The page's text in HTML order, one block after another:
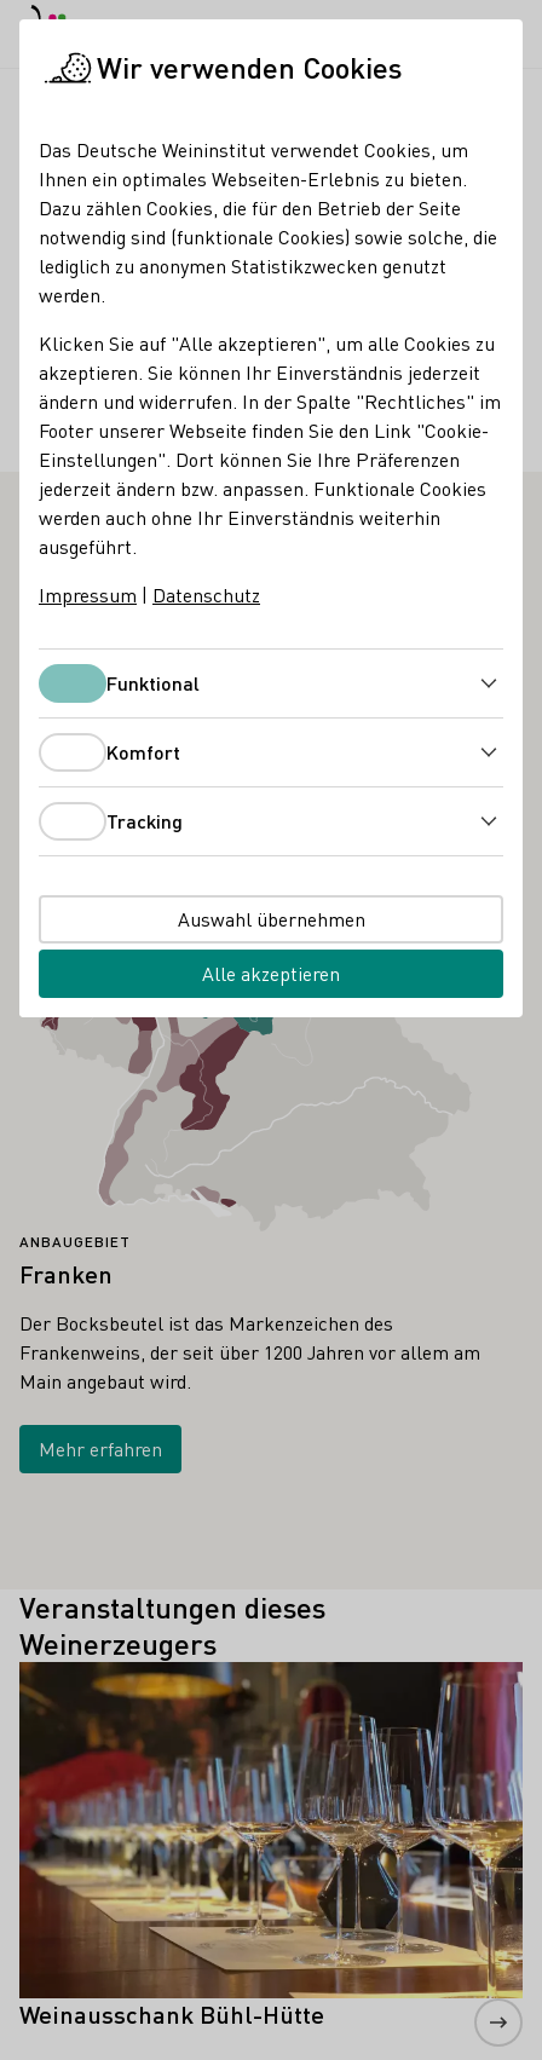
Weinkellerei Meimberg
Kontakt
48282 Emsdetten-Austum Austum 47 Franken
Deutschland
E-Mail-Adresse
ANBAUGEBIET
Franken
Der Bocksbeutel ist das Markenzeichen des
Frankenweins, der seit über 1200 Jahren vor allem am
Main angebaut wird.
Mehr erfahren
Veranstaltungen dieses
Weinerzeugers
Weinausschank Bühl-Hütte
Mehr erfahren
Wir verwenden Cookies
Das Deutsche Weininstitut verwendet Cookies, um
Ihnen ein optimales Webseiten-Erlebnis zu bieten.
Dazu zählen Cookies, die für den Betrieb der Seite
notwendig sind (funktionale Cookies) sowie solche, die
lediglich zu anonymen Statistikzwecken genutzt
werden.
Klicken Sie auf "Alle akzeptieren", um alle Cookies zu
akzeptieren. Sie können Ihr Einverständnis jederzeit
ändern und widerrufen. In der Spalte "Rechtliches" im
Footer unserer Webseite finden Sie den Link "Cookie-
Einstellungen". Dort können Sie Ihre Präferenzen
jederzeit ändern bzw. anpassen. Funktionale Cookies
werden auch ohne Ihr Einverständnis weiterhin
ausgeführt.
Impressum | Datenschutz
FunktionalFunktional
Komfort
Tracking
Auswahl übernehmen
Alle akzeptieren